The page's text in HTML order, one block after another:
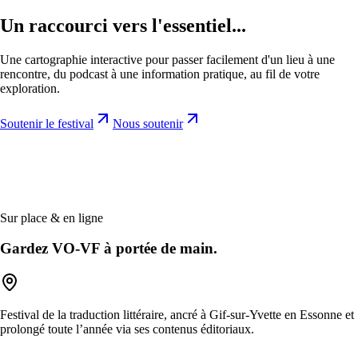
Un raccourci vers l'essentiel...
Une cartographie interactive pour passer facilement d'un lieu à une
rencontre, du podcast à une information pratique, au fil de votre
exploration.
Soutenir le festival Nous soutenir
Sur place & en ligne
Gardez VO-VF à portée de main.
Festival de la traduction littéraire, ancré à Gif-sur-Yvette en Essonne et
prolongé toute l’année via ses contenus éditoriaux.